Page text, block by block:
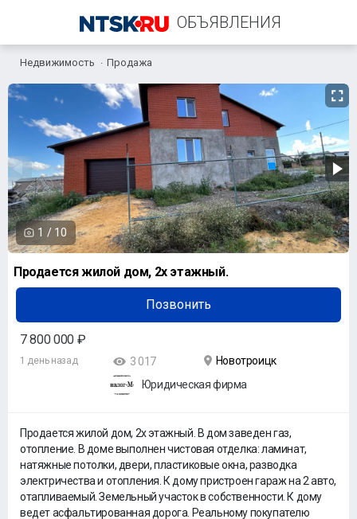
ОБЪЯВЛЕНИЯ
+7 (987) 777-20-79
Недвижимость Продажа
1 / 10
Продается жилой дом, 2х этажный.
Позвонить
7 800 000 ₽
1 день назад 3 017
Новотроицк
Юридическая фирма
Продается жилой дом, 2х этажный. В дом заведен газ,
отопление. В доме выполнен чистовая отделка: ламинат,
натяжные потолки, двери, пластиковые окна, разводка
электричества и отопления. К дому пристроен гараж на 2 авто,
отапливаемый. Земельный участок в собственности. К дому
ведет асфальтированная дорога. Реальному покупателю